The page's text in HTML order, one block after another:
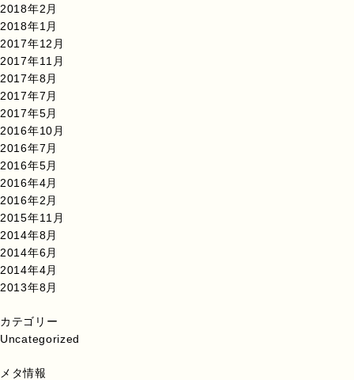
2018年2月
2018年1月
2017年12月
2017年11月
2017年8月
2017年7月
2017年5月
2016年10月
2016年7月
2016年5月
2016年4月
2016年2月
2015年11月
2014年8月
2014年6月
2014年4月
2013年8月
カテゴリー
Uncategorized
メタ情報